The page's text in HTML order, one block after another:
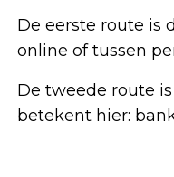
De eerste route is
online of tussen
De tweede route
betekent hier: